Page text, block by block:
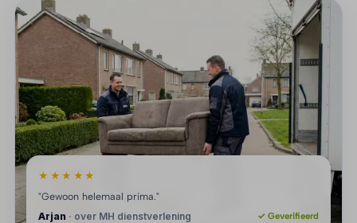
★★★★★
"Gewoon helemaal prima."
Arjan · over MH dienstverlening ✓ Geverifieerd